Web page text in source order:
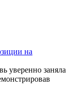
на
уверенно заняла